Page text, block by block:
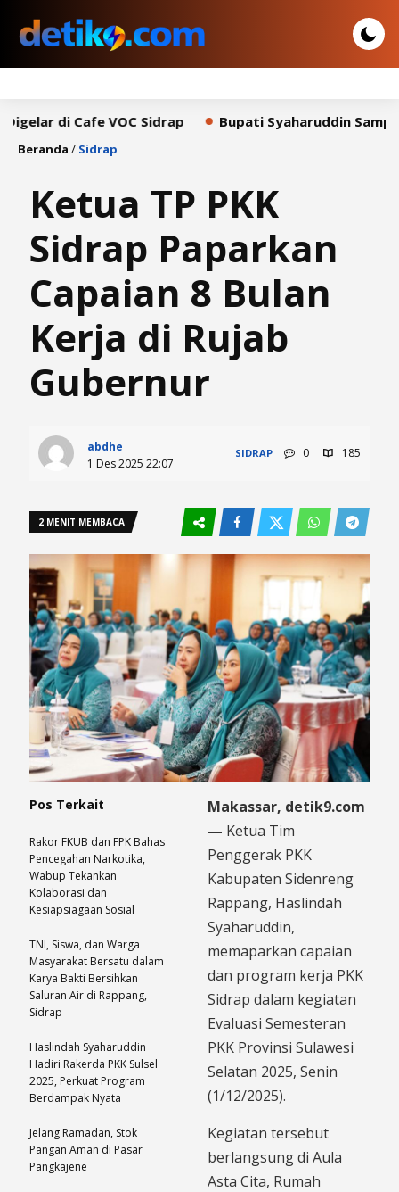
Cafe VOC Sidrap Bupati Syaharuddin Sampaikan
Beranda / Sidrap
Ketua TP PKK
Sidrap Paparkan
Capaian 8 Bulan
Kerja di Rujab
Gubernur
abdhe
1 Des 2025 22:07
SIDRAP 0 185
2 MENIT MEMBACA
Makassar, detik9.com
— Ketua Tim
Penggerak PKK
Kabupaten Sidenreng
Rappang, Haslindah
Syaharuddin,
memaparkan capaian
dan program kerja PKK
Sidrap dalam kegiatan
Evaluasi Semesteran
PKK Provinsi Sulawesi
Selatan 2025, Senin
(1/12/2025).
Kegiatan tersebut
berlangsung di Aula
Asta Cita, Rumah
Pos Terkait
Rakor FKUB dan FPK Bahas
Pencegahan Narkotika,
Wabup Tekankan
Kolaborasi dan
Kesiapsiagaan Sosial
TNI, Siswa, dan Warga
Masyarakat Bersatu dalam
Karya Bakti Bersihkan
Saluran Air di Rappang,
Sidrap
Haslindah Syaharuddin
Hadiri Rakerda PKK Sulsel
2025, Perkuat Program
Berdampak Nyata
Jelang Ramadan, Stok
Pangan Aman di Pasar
Pangkajene